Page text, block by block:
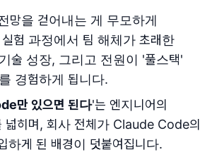
망을 걷어내는 게 무모하게
험 과정에서 팀 해체가 초래한
술 성장, 그리고 전원이 '풀스택'
경험하게 됩니다.
만 있으면 된다'는 엔지니어의
넓히며, 회사 전체가 Claude Code의
하게 된 배경이 덧붙여집니다.